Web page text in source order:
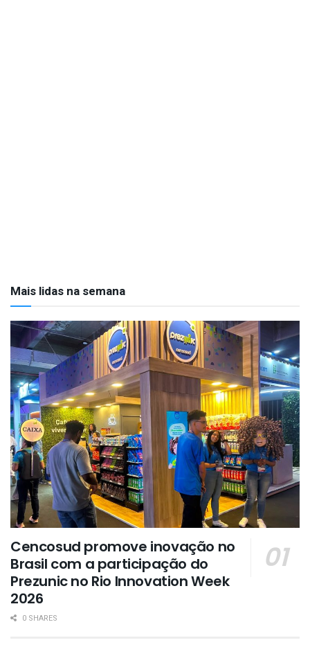
Mais lidas na semana
Cencosud promove inovação no
Brasil com a participação do
Prezunic no Rio Innovation Week
2026
0 SHARES